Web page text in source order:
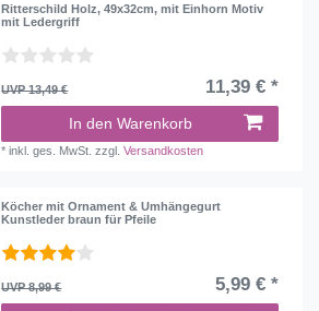
Ritterschild Holz, 49x32cm, mit Einhorn Motiv
mit Ledergriff
UVP 13,49 € 11,39 € *
In den Warenkorb
*inkl. ges. MwSt. zzgl.Versandkosten
Köcher mit Ornament & Umhängegurt
Kunstleder braun für Pfeile
UVP 8,99 € 5,99 € *